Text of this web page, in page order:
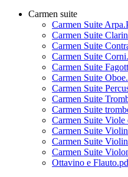
Carmen suite
Carmen Suite
Carmen Suite
Carmen Suite
Carmen Suite
Carmen Suite
Carmen Suite
Carmen Suite
Carmen Suite
Carmen Suite
Carmen Suite Viole
Carmen Suite
Carmen Suite
Carmen Suite
Ottavino e